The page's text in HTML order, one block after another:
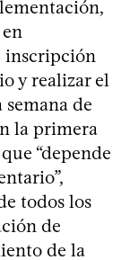
inscripción
y realizar el
de
la primera
“depende
todos los
de
de la